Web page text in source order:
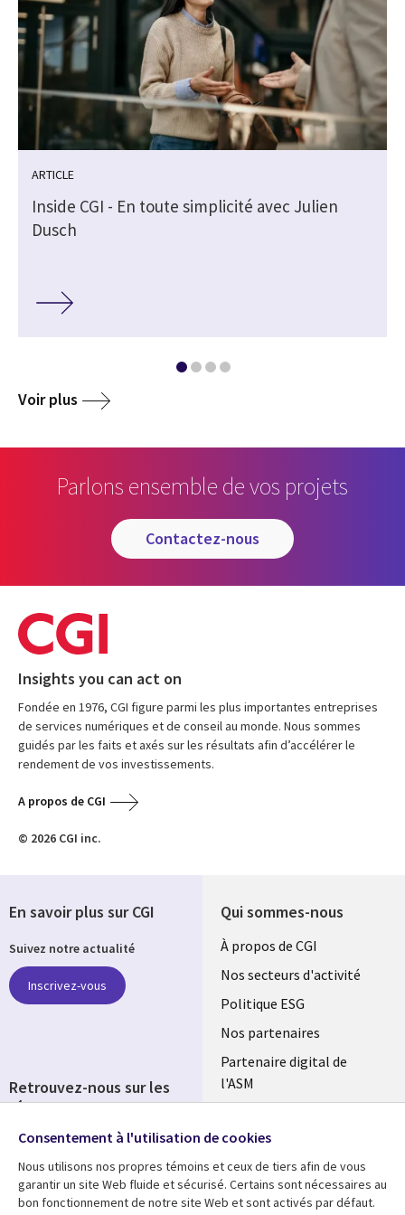
ARTICLE
Inside CGI - En toute simplicité avec Julien
Dusch
Voir plus
Parlons ensemble de vos projets
contactez-nous
Insights you can act on
Fondée en 1976, CGI figure parmi les plus importantes entreprises
de services numériques et de conseil au monde. Nous sommes
guidés par les faits et axés sur les résultats afin d’accélérer le
rendement de vos investissements.
A propos de CGI
© 2026 CGI inc.
Qui sommes-nous
Useful
links
FRANCE
À propos de CGI
Nos secteurs d'activité
Politique ESG
Nos partenaires
Partenaire digital de
l'ASM
Fusions
En savoir plus sur CGI
Suivez notre actualité
Inscrivez-vous
Retrouvez-nous sur les
réseaux
Social
Media
FRANCE
Consentement à l'utilisation de cookies
Nous utilisons nos propres témoins et ceux de tiers afin de vous
garantir un site Web fluide et sécurisé. Certains sont nécessaires au
bon fonctionnement de notre site Web et sont activés par défaut.